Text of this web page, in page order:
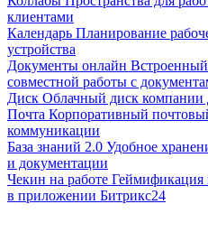
клиентами
Календарь Планирование
устройства
Документы онлайн Встроенный
совместной работы с
Диск Облачный диск компании
Почта Корпоративный
коммуникации
База знаний 2.0 Удобное
и документации
Чекин на работе Геймификация
в приложении Битрикс24